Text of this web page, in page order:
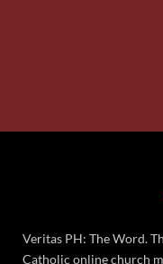
Veritas PH: The Word.
Catholic online church